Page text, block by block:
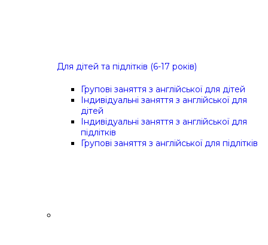
Для дітей та підлітків (6-17 років)
Групові заняття з англійської для дітей
Індивідуальні заняття з англійської для
дітей
Індивідуальні заняття з англійської для
підлітків
Групові заняття з англійської для підлітків